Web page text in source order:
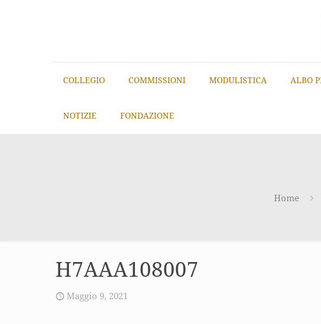
COLLEGIO COMMISSIONI MODULISTICA ALBO
NOTIZIE FONDAZIONE
Home
H7AAA108007
Maggio 9, 2021